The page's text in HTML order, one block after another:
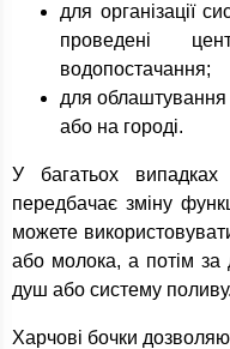
для організації
проведені
водопостачання;
для облаштування
або на городі.
У багатьох випадках
передбачає зміну
можете
або молока, а потім за
душ або систему поливу.
Харчові бочки